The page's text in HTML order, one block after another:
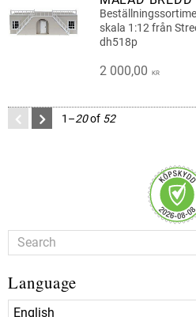
skala 1:12 från
dh518p
2 000,00 KR
1–20of 52
Language